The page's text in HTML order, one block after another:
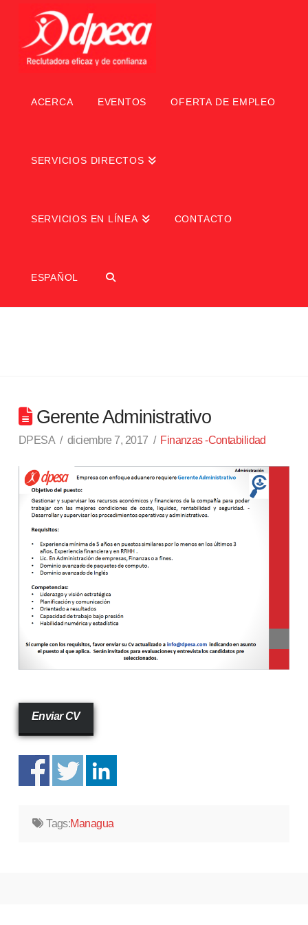
ACERCA EVENTOS OFERTA DE EMPLEO
SERVICIOS DIRECTOS
SERVICIOS EN LÍNEA CONTACTO
ESPAÑOL
Gerente Administrativo
DPESA diciembre 7, 2017 Finanzas -Contabilidad
Enviar CV
Tags:Managua